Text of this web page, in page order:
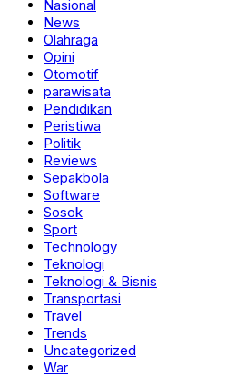
Nasional
News
Olahraga
Opini
Otomotif
parawisata
Pendidikan
Peristiwa
Politik
Reviews
Sepakbola
Software
Sosok
Sport
Technology
Teknologi
Teknologi & Bisnis
Transportasi
Travel
Trends
Uncategorized
War